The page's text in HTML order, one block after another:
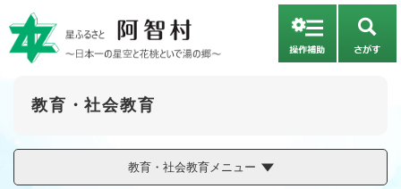
ー
ジ
が
教育・社会教育
教育・社会教育メニュー